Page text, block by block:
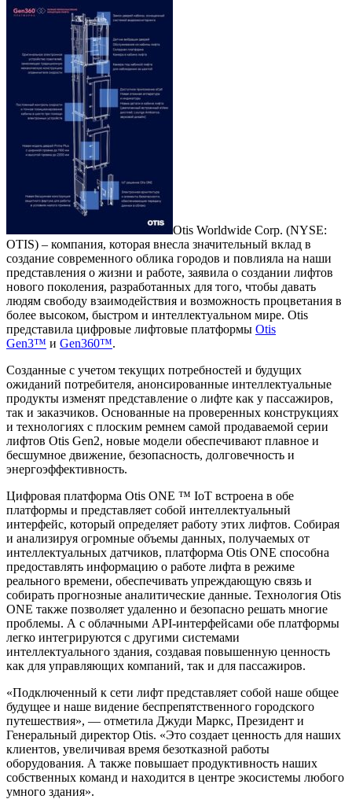
Otis Worldwide Corp. (NYSE:
OTIS) – компания, которая внесла значительный вклад в
создание современного облика городов и повлияла на наши
представления о жизни и работе, заявила о создании лифтов
нового поколения, разработанных для того, чтобы давать
людям свободу взаимодействия и возможность процветания в
более высоком, быстром и интеллектуальном мире. Otis
представила цифровые лифтовые платформы Otis
Gen3™ и Gen360™.
Созданные с учетом текущих потребностей и будущих
ожиданий потребителя, анонсированные интеллектуальные
продукты изменят представление о лифте как у пассажиров,
так и заказчиков. Основанные на проверенных конструкциях
и технологиях с плоским ремнем самой продаваемой серии
лифтов Otis Gen2, новые модели обеспечивают плавное и
бесшумное движение, безопасность, долговечность и
энергоэффективность.
Цифровая платформа Otis ONE ™ IoT встроена в обе
платформы и представляет собой интеллектуальный
интерфейс, который определяет работу этих лифтов. Собирая
и анализируя огромные объемы данных, получаемых от
интеллектуальных датчиков, платформа Otis ONE способна
предоставлять информацию о работе лифта в режиме
реального времени, обеспечивать упреждающую связь и
собирать прогнозные аналитические данные. Технология Otis
ONE также позволяет удаленно и безопасно решать многие
проблемы. А с облачными API-интерфейсами обе платформы
легко интегрируются с другими системами
интеллектуального здания, создавая повышенную ценность
как для управляющих компаний, так и для пассажиров.
«Подключенный к сети лифт представляет собой наше общее
будущее и наше видение беспрепятственного городского
путешествия», — отметила Джуди Маркс, Президент и
Генеральный директор Otis. «Это создает ценность для наших
клиентов, увеличивая время безотказной работы
оборудования. А также повышает продуктивность наших
собственных команд и находится в центре экосистемы любого
умного здания».